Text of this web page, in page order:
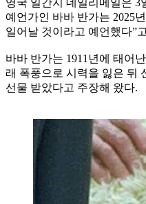
예언가인 바바 반가는 2025
일어날 것이라고 예언했다”
바바 반가는 1911년에 태어
래 폭풍으로 시력을 잃은 뒤
선물 받았다고 주장해 왔다.